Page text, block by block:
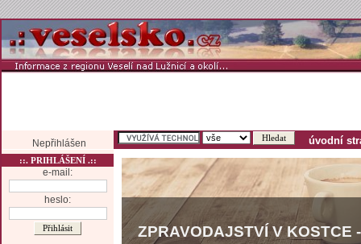
Nepřihlášen úvodní
::. PRIHLÁŠENÍ .::
e-mail:
heslo:
ZPRAVODAJSTVÍ V KOSTCE